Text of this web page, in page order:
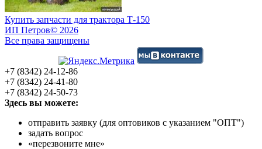
Купить запчасти для трактора Т-150
ИП Петров© 2026
Все права защищены
+7 (8342) 24-12-86
+7 (8342) 24-41-80
+7 (8342) 24-50-73
Здесь вы можете:
отправить заявку (для оптовиков с указанием "ОПТ")
задать вопрос
«перезвоните мне»